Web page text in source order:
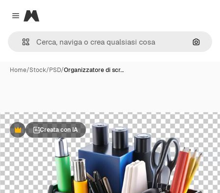
Close menu
Magnific
Cerca
Home/Stock/PSD/Organizzatore di scr…
PremiumCreata con IA